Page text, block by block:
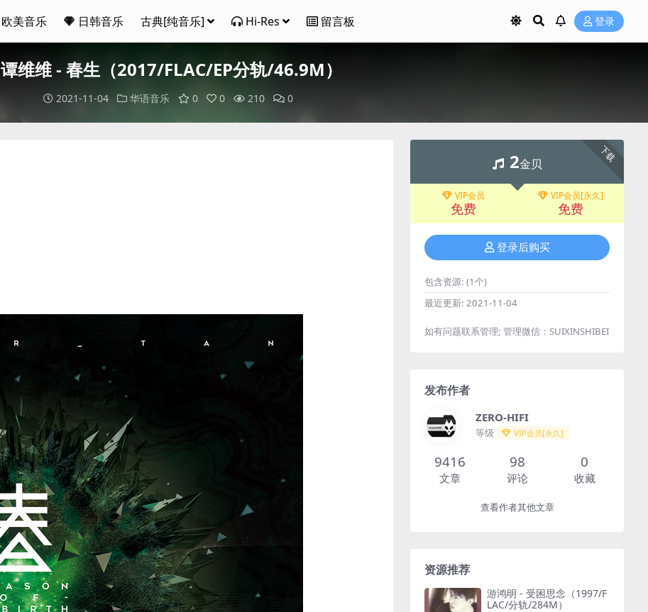
欧美音乐 日韩音乐 古典[纯音乐] Hi-Res 留言板 登录
谭维维 - 春生（2017/FLAC/EP分轨/46.9M）
2021-11-04 华语音乐 0 0 210 0
下载
2金贝
VIP会员
免费
VIP会员[永久]
免费
登录后购买
包含资源: (1个)
最近更新: 2021-11-04
如有问题联系管理; 管理微信：SUIXINSHIBEI
发布作者
ZERO-HIFI
等级 VIP会员[永久]
9416
文章
98
评论
0
收藏
查看作者其他文章
资源推荐
游鸿明 - 受困思念（1997/F
LAC/分轨/284M）